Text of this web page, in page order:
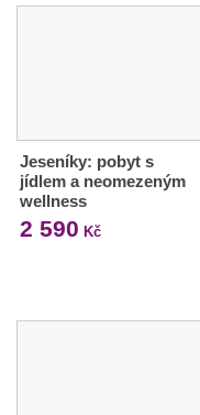
Jeseníky: pobyt s
jídlem a neomezeným
wellness
2 590 Kč